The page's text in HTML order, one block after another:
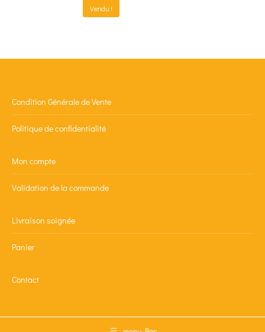
Vendu !
Condition Générale de Vente
Politique de confidentialité
Mon compte
Validation de la commande
Livraison soignée
Panier
Contact